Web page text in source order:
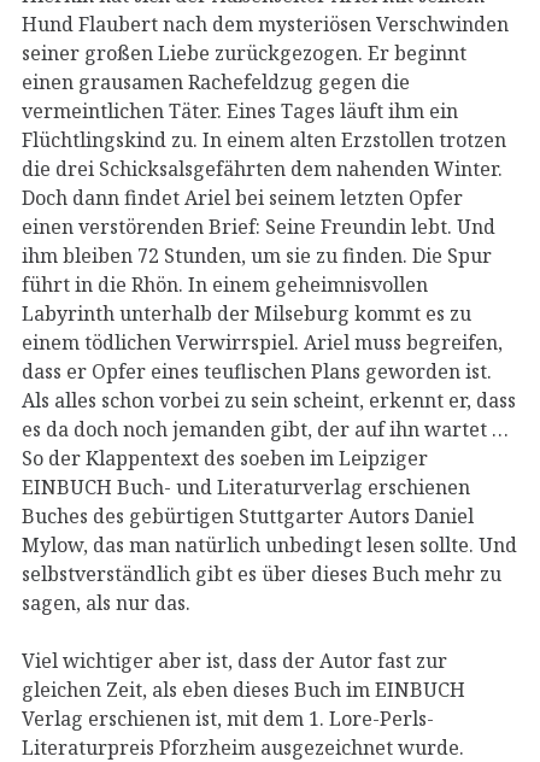
Hund Flaubert nach dem mysteriösen Verschwinden
seiner großen Liebe zurückgezogen. Er beginnt
einen grausamen Rachefeldzug gegen die
vermeintlichen Täter. Eines Tages läuft ihm ein
Flüchtlingskind zu. In einem alten Erzstollen trotzen
die drei Schicksalsgefährten dem nahenden Winter.
Doch dann findet Ariel bei seinem letzten Opfer
einen verstörenden Brief: Seine Freundin lebt. Und
ihm bleiben 72 Stunden, um sie zu finden. Die Spur
führt in die Rhön. In einem geheimnisvollen
Labyrinth unterhalb der Milseburg kommt es zu
einem tödlichen Verwirrspiel. Ariel muss begreifen,
dass er Opfer eines teuflischen Plans geworden ist.
Als alles schon vorbei zu sein scheint, erkennt er, dass
es da doch noch jemanden gibt, der auf ihn wartet …
So der Klappentext des soeben im Leipziger
EINBUCH Buch- und Literaturverlag erschienen
Buches des gebürtigen Stuttgarter Autors Daniel
Mylow, das man natürlich unbedingt lesen sollte. Und
selbstverständlich gibt es über dieses Buch mehr zu
sagen, als nur das.
Viel wichtiger aber ist, dass der Autor fast zur
gleichen Zeit, als eben dieses Buch im EINBUCH
Verlag erschienen ist, mit dem 1. Lore-Perls-
Literaturpreis Pforzheim ausgezeichnet wurde.